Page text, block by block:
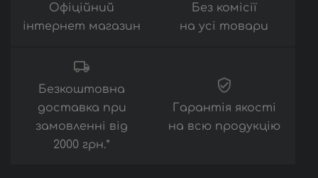
Офіційний
інтернет магазин
Без комісії
на усі товари
Безкоштовна
доставка при
замовленні від
2000 грн.*
Гарантія якості
на всю продукцію